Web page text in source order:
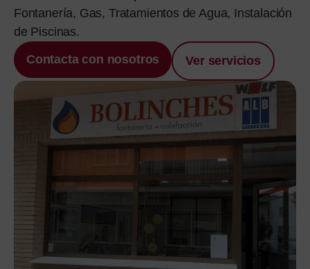
Fontanería, Gas, Tratamientos de Agua, Instalación
de Piscinas.
Contacta con nosotros Ver servicios